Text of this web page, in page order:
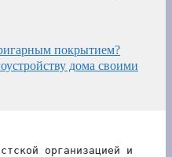
покрытием?
дома своими
организацией и